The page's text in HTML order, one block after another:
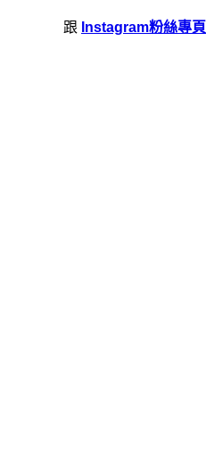
跟 Instagram粉絲專頁